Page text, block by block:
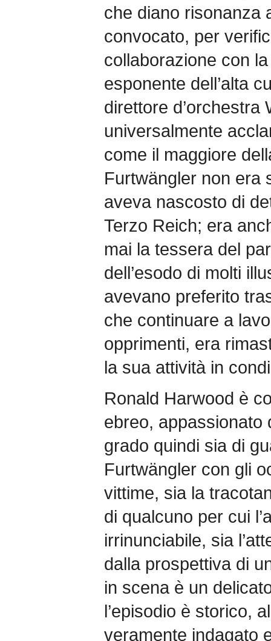
che diano risonanza
convocato, per
collaborazione con
esponente dell’alta
direttore d’orchestra
universalmente
come il maggiore
Furtwängler non era
aveva nascosto di
Terzo Reich; era
mai la tessera del
dell’esodo di molti
avevano preferito
che continuare a
opprimenti, era
la sua attività in
Ronald Harwood è
ebreo, appassionato
grado quindi sia di
Furtwängler con gli
vittime, sia la
di qualcuno per cui
irrinunciabile, sia
dalla prospettiva di
in scena è un
l’episodio è storico,
veramente indagato